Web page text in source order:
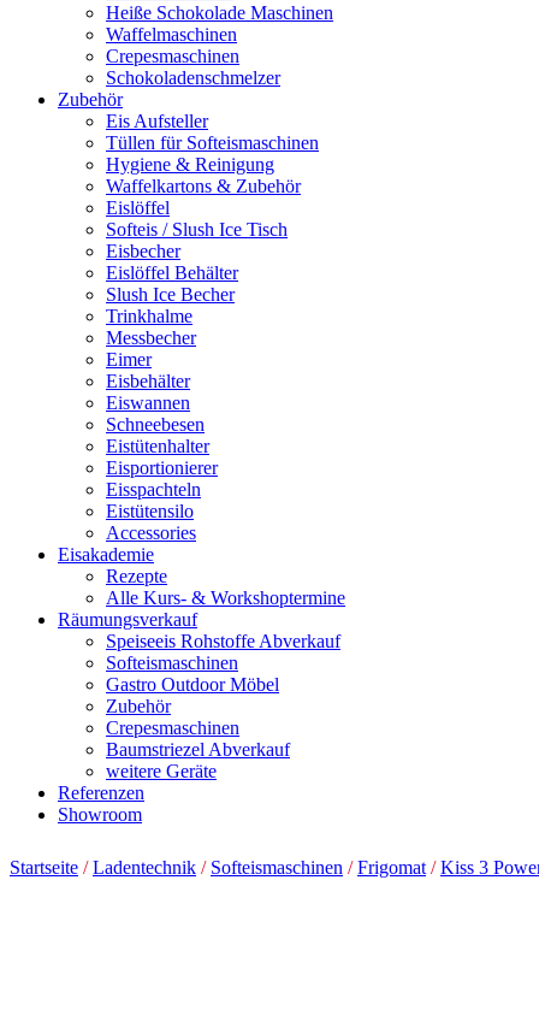
Heiße Schokolade Maschinen
Waffelmaschinen
Crepesmaschinen
Schokoladenschmelzer
Zubehör
Eis Aufsteller
Tüllen für Softeismaschinen
Hygiene & Reinigung
Waffelkartons & Zubehör
Eislöffel
Softeis / Slush Ice Tisch
Eisbecher
Eislöffel Behälter
Slush Ice Becher
Trinkhalme
Messbecher
Eimer
Eisbehälter
Eiswannen
Schneebesen
Eistütenhalter
Eisportionierer
Eisspachteln
Eistütensilo
Accessories
Eisakademie
Rezepte
Alle Kurs- & Workshoptermine
Räumungsverkauf
Speiseeis Rohstoffe Abverkauf
Softeismaschinen
Gastro Outdoor Möbel
Zubehör
Crepesmaschinen
Baumstriezel Abverkauf
weitere Geräte
Referenzen
Showroom
Startseite /Ladentechnik / Softeismaschinen /Frigomat /Kiss 3